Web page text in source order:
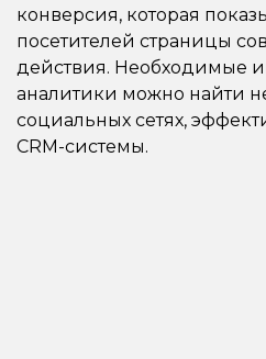
конверсия, которая
посетителей страницы
действия. Необходимые
аналитики можно найти
социальных сетях,
CRM-системы.